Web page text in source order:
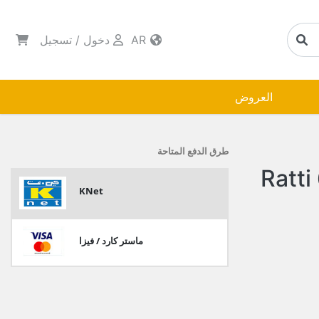
دخول / تسجيل
العروض
سيخ شوي كباب 15*610 Ratti
طرق الدفع المتاحة
KNet
ماستر كارد / فيزا